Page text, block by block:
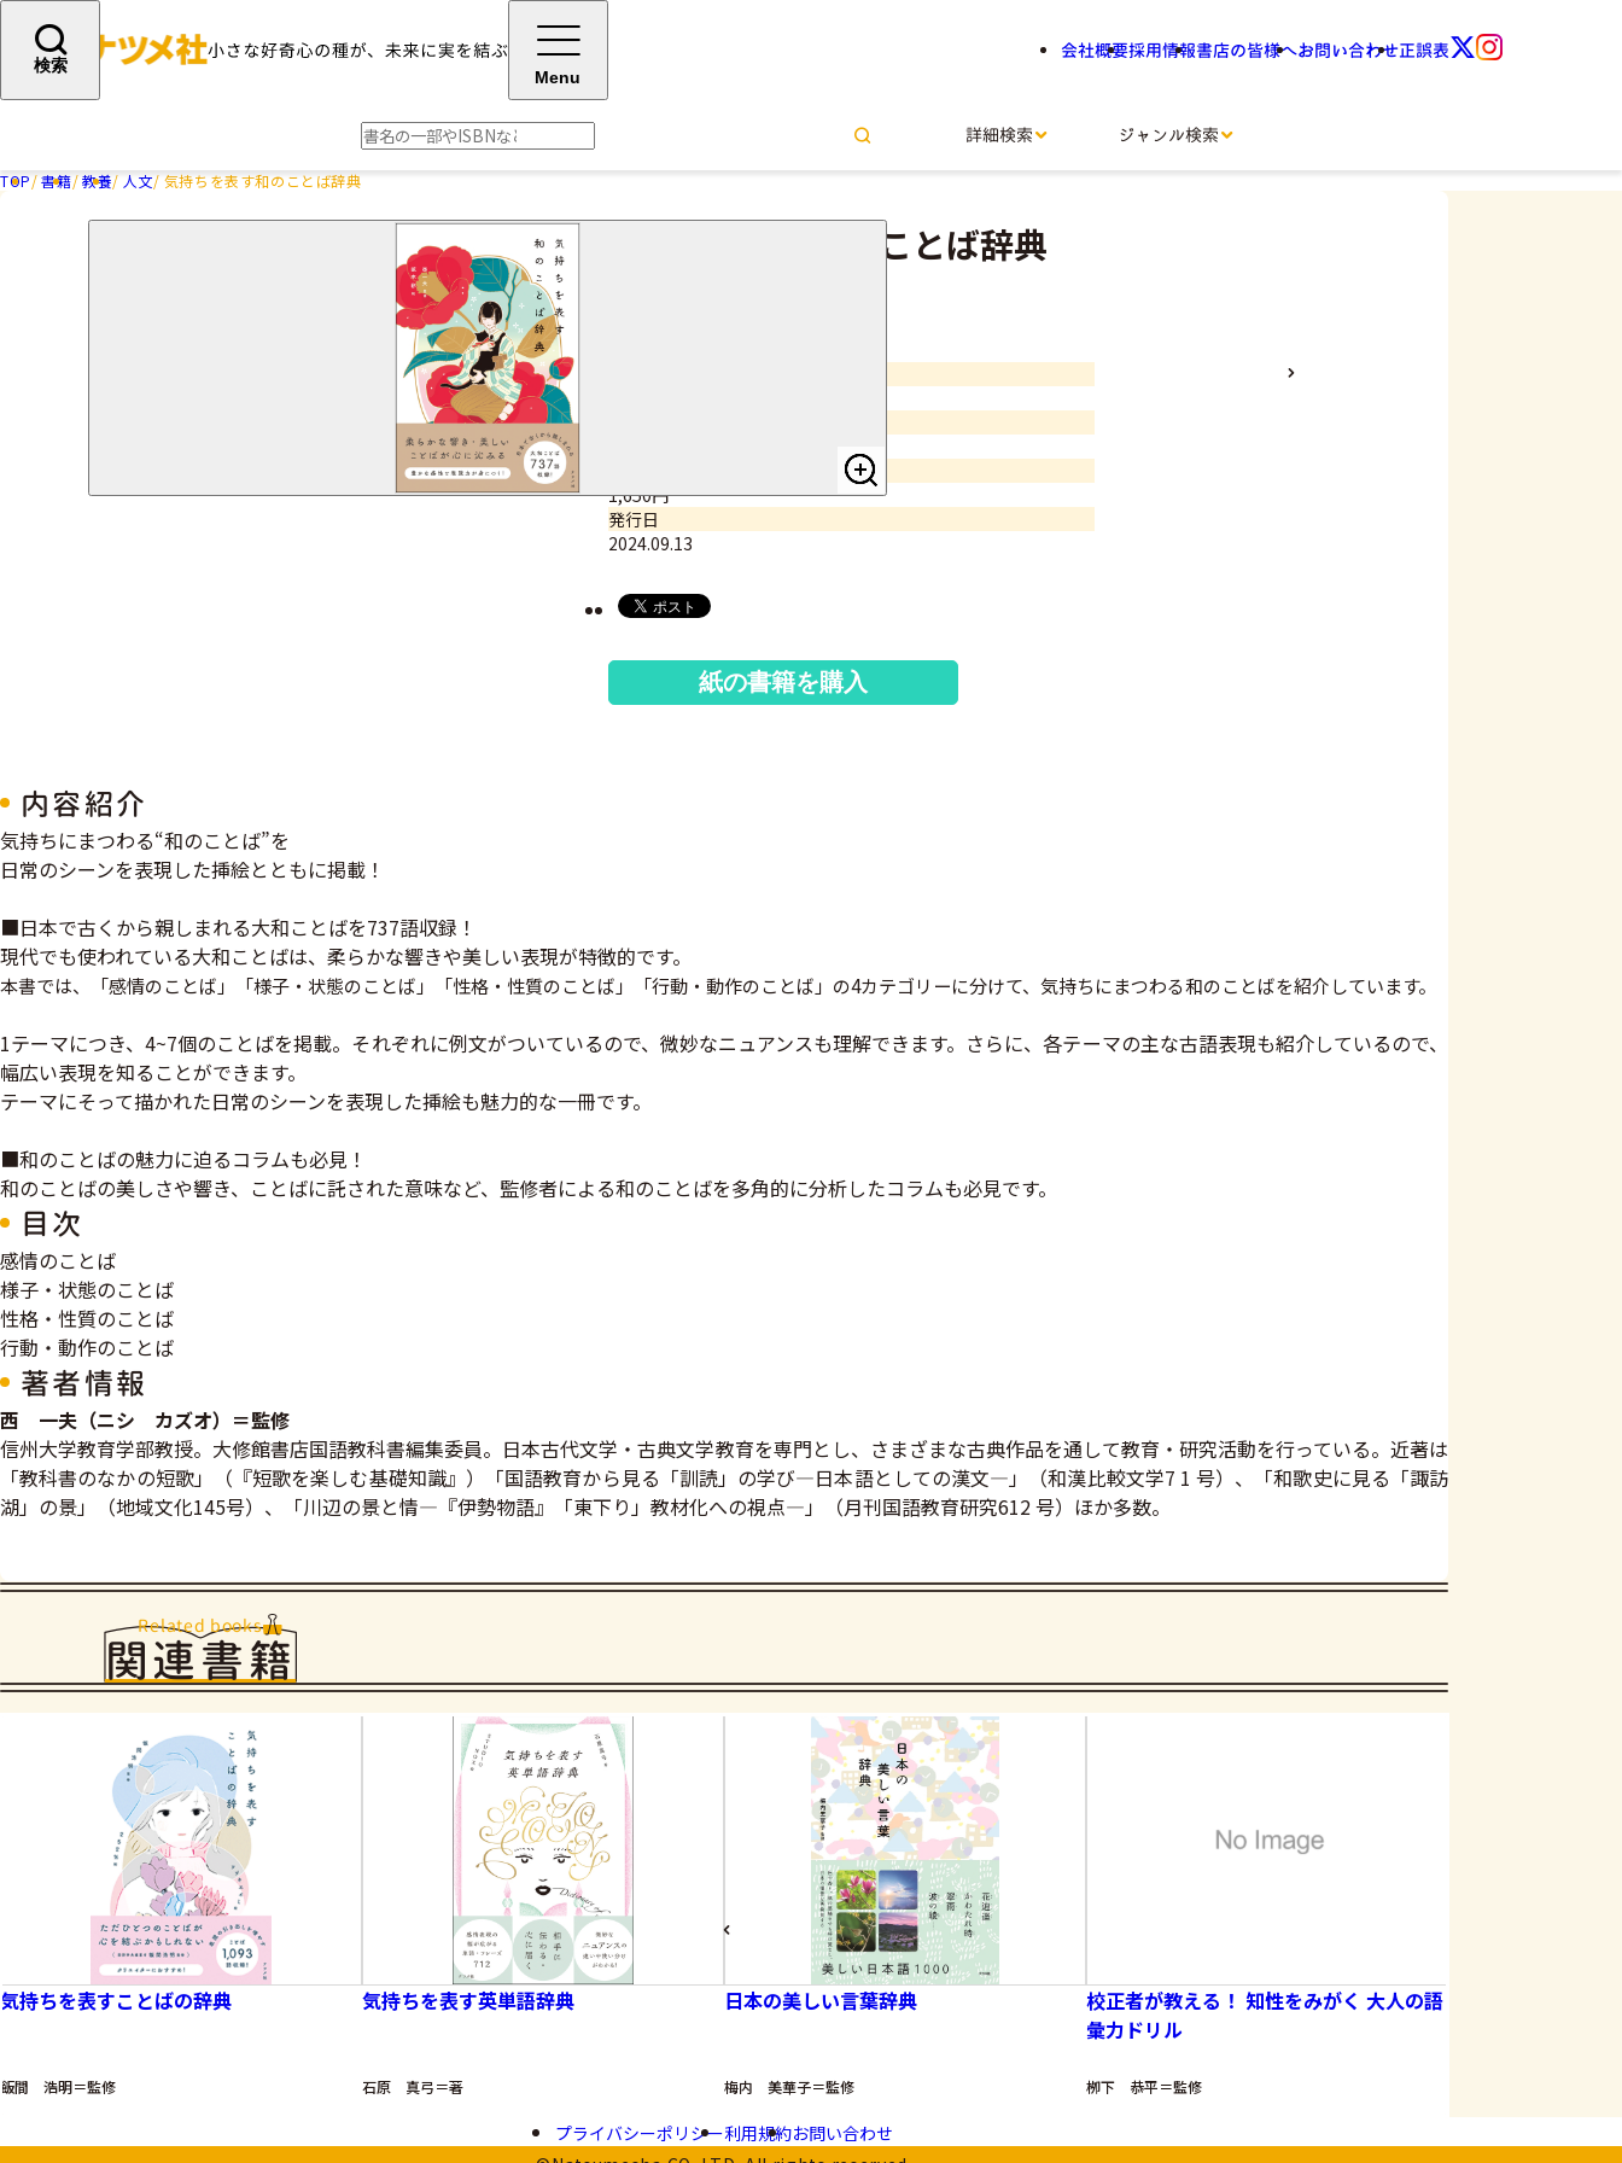
会社概要採用情報書店の皆様へお問い合わせ正誤表
検索
Menu
詳細検索 ジャンル検索
TOP 書籍 教養 人文 気持ちを表す和のことば辞典
気持ちを表す和のことば辞典
1,650円
発行日
2024.09.13
紙の書籍を購入
内容紹介
気持ちにまつわる“和のことば”を
日常のシーンを表現した挿絵とともに掲載！
■日本で古くから親しまれる大和ことばを737語収録！
現代でも使われている大和ことばは、柔らかな響きや美しい表現が特徴的です。
本書では、「感情のことば」「様子・状態のことば」「性格・性質のことば」「行動・動作のことば」の4カテゴリーに分けて、気持ちにまつわる和のことばを紹介しています。
1テーマにつき、4~7個のことばを掲載。それぞれに例文がついているので、微妙なニュアンスも理解できます。さらに、各テーマの主な古語表現も紹介しているので、
幅広い表現を知ることができます。
テーマにそって描かれた日常のシーンを表現した挿絵も魅力的な一冊です。
■和のことばの魅力に迫るコラムも必見！
和のことばの美しさや響き、ことばに託された意味など、監修者による和のことばを多角的に分析したコラムも必見です。
目次
感情のことば
様子・状態のことば
性格・性質のことば
行動・動作のことば
著者情報
西 一夫（ニシ カズオ）＝監修
信州大学教育学部教授。大修館書店国語教科書編集委員。日本古代文学・古典文学教育を専門とし、さまざまな古典作品を通して教育・研究活動を行っている。近著は
「教科書のなかの短歌」（『短歌を楽しむ基礎知識』）「国語教育から見る「訓読」の学び―日本語としての漢文―」（和漢比較文学7 1 号）、「和歌史に見る「諏訪
湖」の景」（地域文化145号）、「川辺の景と情―『伊勢物語』「東下り」教材化への視点―」（月刊国語教育研究612 号）ほか多数。
Related books
関連書籍
気持ちを表すことばの辞典
飯間 浩明＝監修
気持ちを表す英単語辞典
石原 真弓＝著
日本の美しい言葉辞典
梅内 美華子＝監修
校正者が教える！ 知性をみがく 大人の語
彙力ドリル
栁下 恭平＝監修
プライバシーポリシー利用規約お問い合わせ